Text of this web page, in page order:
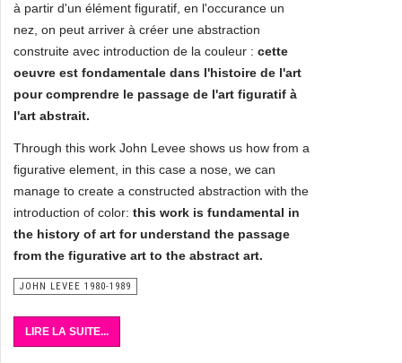
à partir d'un élément figuratif, en l'occurance un
nez, on peut arriver à créer une abstraction
construite avec introduction de la couleur : cette
oeuvre est fondamentale dans l'histoire de l'art
pour comprendre le passage de l'art figuratif à
l'art abstrait.
Through this work John Levee shows us how from a
figurative element, in this case a nose, we can
manage to create a constructed abstraction with the
introduction of color: this work is fundamental in
the history of art for understand the passage
from the figurative art to the abstract art.
JOHN LEVEE 1980-1989
LIRE LA SUITE...